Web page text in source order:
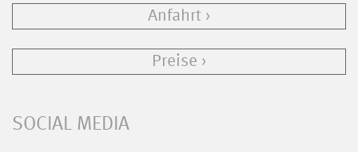
Anfahrt
Preise
SOCIAL MEDIA